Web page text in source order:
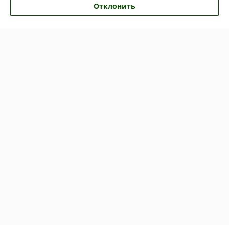
Показать все отзывы
Отклонить